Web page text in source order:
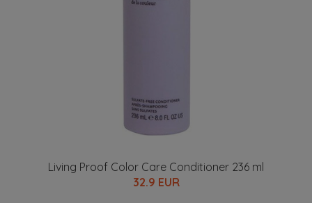
Living Proof Color Care Conditioner 236 ml
32.9 EUR